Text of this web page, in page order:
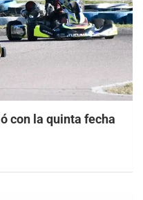
con la quinta fecha